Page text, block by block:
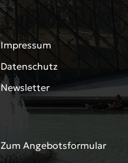
Impressum
Datenschutz
Newsletter
Zum Angebotsformular